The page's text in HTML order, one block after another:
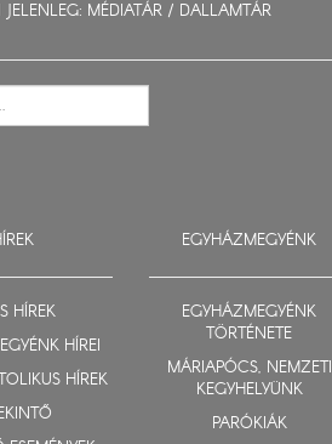
MÉDIATÁR / DALLAMTÁR
HÍREK
HÍREI
HÍREK
EGYHÁZMEGYÉNK
EGYHÁZMEGYÉNK
TÖRTÉNETE
MÁRIAPÓCS, NEMZETI
KEGYHELYÜNK
PARÓKIÁK